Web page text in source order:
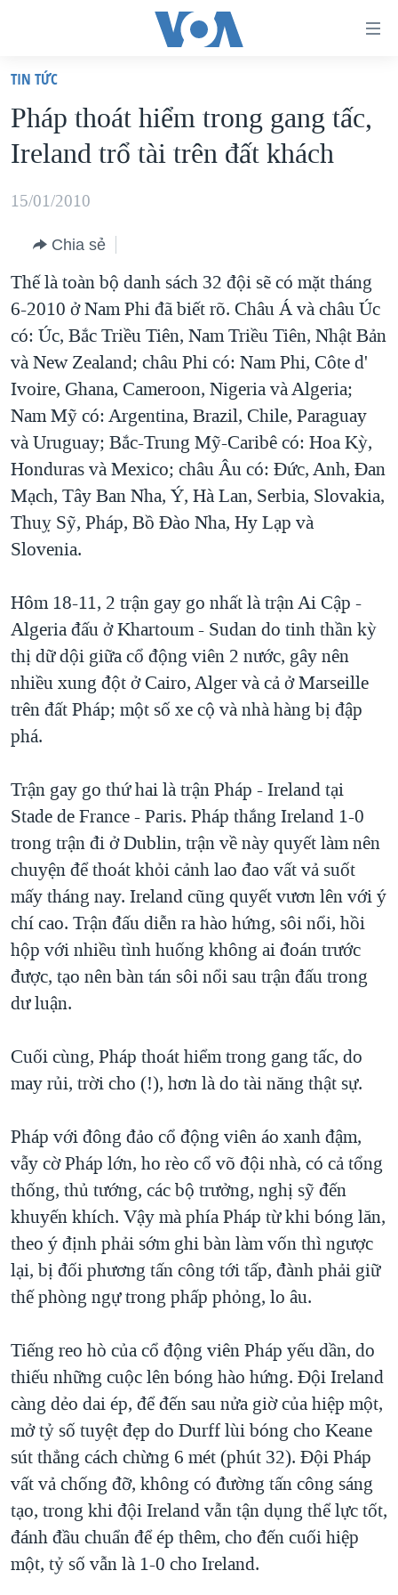
truy
cập
Tới
dung
chính
điều
hướng
chính
Đi
tới
"Tìm"
VIỆT NAM
HOA KỲ
BIỂN ĐÔNG
BLOG
DIỄN ĐÀN
MỤC
TỰ DO BÁO CHÍ
VẠCH TRẦN TIN GIẢ
NGƯỜI VIỆT HẢI NGOẠI
ĐỜI SỐNG
KHOA HỌC
SỨC KHOẺ
THỂ THAO
GIÁO DỤC
CHUYÊN ĐỀ
CHIẾN TRANH THƯƠNG MẠI CỦA MỸ: QUÁ KHỨ VÀ HIỆN
HÀNH TRÌNH BẦU CỬ 2024
MỘT NĂM CHIẾN TRANH TẠI DẢI GAZA
GIẢI MÃ VÀNH ĐAI & CON ĐƯỜNG
NGÀY TỊ NẠN THẾ GIỚI
GROUND ZERO – XƯA VÀ NAY
CHI PHÍ CHIẾN TRANH AFGHANISTAN
CÁC GIÁ TRỊ CỘNG HÒA Ở VIỆT NAM
THƯỢNG ĐỈNH TRUMP-KIM TẠI VIỆT NAM
TRỊNH VĨNH BÌNH VS. CHÍNH PHỦ VIỆT NAM
BÊN KIA QUỐC LỘ: TIẾNG VỌNG TỪ NÔNG THÔN MỸ
QUAN HỆ VIỆT MỸ
HỌC TIẾNG ANH
VIDEO
NGHE
MẠNG XÃ HỘI
TIN TỨC
Pháp thoát hiểm trong gang tấc,
Ireland trổ tài trên đất khách
15/01/2010
Chia sẻ
Thế là toàn bộ danh sách 32 đội sẽ có mặt tháng
6-2010 ở Nam Phi đã biết rõ. Châu Á và châu Úc
có: Úc, Bắc Triều Tiên, Nam Triều Tiên, Nhật Bản
và New Zealand; châu Phi có: Nam Phi, Côte d'
Ivoire, Ghana, Cameroon, Nigeria và Algeria;
Nam Mỹ có: Argentina, Brazil, Chile, Paraguay
và Uruguay; Bắc-Trung Mỹ-Caribê có: Hoa Kỳ,
Honduras và Mexico; châu Âu có: Đức, Anh, Đan
Mạch, Tây Ban Nha, Ý, Hà Lan, Serbia, Slovakia,
Thuỵ Sỹ, Pháp, Bồ Đào Nha, Hy Lạp và
Slovenia.
Hôm 18-11, 2 trận gay go nhất là trận Ai Cập -
Algeria đấu ở Khartoum - Sudan do tinh thần kỳ
thị dữ dội giữa cổ động viên 2 nước, gây nên
nhiều xung đột ở Cairo, Alger và cả ở Marseille
trên đất Pháp; một số xe cộ và nhà hàng bị đập
phá.
Trận gay go thứ hai là trận Pháp - Ireland tại
Stade de France - Paris. Pháp thắng Ireland 1-0
trong trận đi ở Dublin, trận về này quyết làm nên
chuyện để thoát khỏi cảnh lao đao vất vả suốt
mấy tháng nay. Ireland cũng quyết vươn lên với ý
chí cao. Trận đấu diễn ra hào hứng, sôi nổi, hồi
hộp với nhiều tình huống không ai đoán trước
được, tạo nên bàn tán sôi nổi sau trận đấu trong
dư luận.
Cuối cùng, Pháp thoát hiểm trong gang tấc, do
may rủi, trời cho (!), hơn là do tài năng thật sự.
Pháp với đông đảo cổ động viên áo xanh đậm,
vẫy cờ Pháp lớn, ho rèo cổ võ đội nhà, có cả tổng
thống, thủ tướng, các bộ trưởng, nghị sỹ đến
khuyến khích. Vậy mà phía Pháp từ khi bóng lăn,
theo ý định phải sớm ghi bàn làm vốn thì ngược
lại, bị đối phương tấn công tới tấp, đành phải giữ
thế phòng ngự trong phấp phỏng, lo âu.
Tiếng reo hò của cổ động viên Pháp yếu dần, do
thiếu những cuộc lên bóng hào hứng. Đội Ireland
càng dẻo dai ép, để đến sau nửa giờ của hiệp một,
mở tỷ số tuyệt đẹp do Durff lùi bóng cho Keane
sút thẳng cách chừng 6 mét (phút 32). Đội Pháp
vất vả chống đỡ, không có đường tấn công sáng
tạo, trong khi đội Ireland vẫn tận dụng thể lực tốt,
đánh đầu chuẩn để ép thêm, cho đến cuối hiệp
một, tỷ số vẫn là 1-0 cho Ireland.